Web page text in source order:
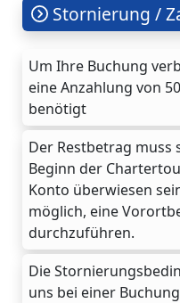
Stornierung /
Um Ihre Buchung
eine Anzahlung von
benötigt
Der Restbetrag muss
Beginn der
Konto überwiesen
möglich, eine
durchzuführen.
Die
uns bei einer